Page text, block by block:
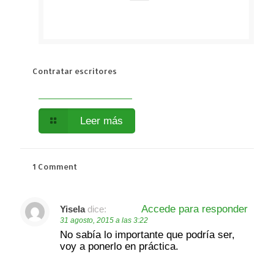
Contratar escritores
Leer más
1 Comment
Yisela dice:
31 agosto, 2015 a las 3:22
No sabía lo importante que podría ser,
voy a ponerlo en práctica.
Accede para responder